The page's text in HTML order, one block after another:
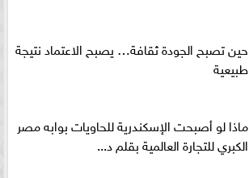
حين تصبح الجودة ثقافة… يصبح الاعتماد نتيجة
طبيعية
ماذا لو أصبحت الإسكندرية للحاويات بوابه مصر
الكبري للتجارة العالمية بقلم د...